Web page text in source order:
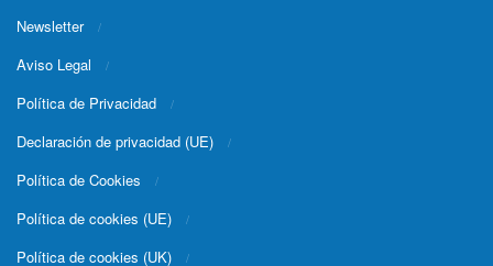
Newsletter
Aviso Legal
Política de Privacidad
Declaración de privacidad (UE)
Política de Cookies
Política de cookies (UE)
Política de cookies (UK)